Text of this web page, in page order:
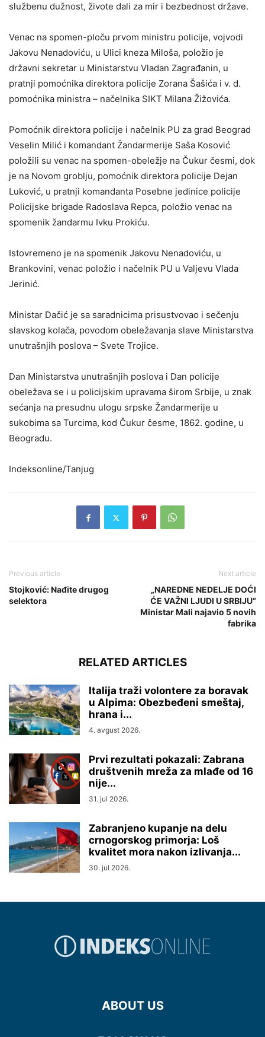
službenu dužnost, živote dali za mir i bezbednost države.
Venac na spomen-ploču prvom ministru policije, vojvodi
Jakovu Nenadoviću, u Ulici kneza Miloša, položio je
državni sekretar u Ministarstvu Vladan Zagrađanin, u
pratnji pomoćnika direktora policije Zorana Šašića i v. d.
pomoćnika ministra – načelnika SIKT Milana Žižovića.
Pomoćnik direktora policije i načelnik PU za grad Beograd
Veselin Milić i komandant Žandarmerije Saša Kosović
položili su venac na spomen-obeležje na Čukur česmi, dok
je na Novom groblju, pomoćnik direktora policije Dejan
Luković, u pratnji komandanta Posebne jedinice policije
Policijske brigade Radoslava Repca, položio venac na
spomenik žandarmu Ivku Prokiću.
Istovremeno je na spomenik Jakovu Nenadoviću, u
Brankovini, venac položio i načelnik PU u Valjevu Vlada
Jerinić.
Ministar Dačić je sa saradnicima prisustvovao i sečenju
slavskog kolača, povodom obeležavanja slave Ministarstva
unutrašnjih poslova – Svete Trojice.
Dan Ministarstva unutrašnjih poslova i Dan policije
obeležava se i u policijskim upravama širom Srbije, u znak
sećanja na presudnu ulogu srpske Žandarmerije u
sukobima sa Turcima, kod Čukur česme, 1862. godine, u
Beogradu.
Indeksonline/Tanjug
Previous article
Stojković: Nađite drugog
selektora
Next article
„NAREDNE NEDELJE DOĆI
ĆE VAŽNI LJUDI U SRBIJU“
Ministar Mali najavio 5 novih
fabrika
RELATED ARTICLES
Italija traži volontere za boravak
u Alpima: Obezbeđeni smeštaj,
hrana i...
4. avgust 2026.
Prvi rezultati pokazali: Zabrana
društvenih mreža za mlađe od 16
nije...
31. jul 2026.
Zabranjeno kupanje na delu
crnogorskog primorja: Loš
kvalitet mora nakon izlivanja...
30. jul 2026.
ABOUT US